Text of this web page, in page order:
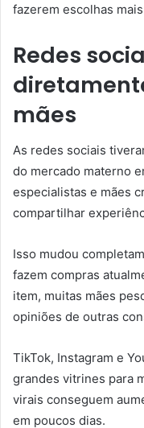
fazerem escolhas
Redes
mães
As redes sociais
do mercado materno
especialistas e mães
compartilhar
Isso mudou
fazem compras
item, muitas mães
opiniões de outras
TikTok, Instagram e
grandes vitrines para
virais conseguem
em poucos dias.